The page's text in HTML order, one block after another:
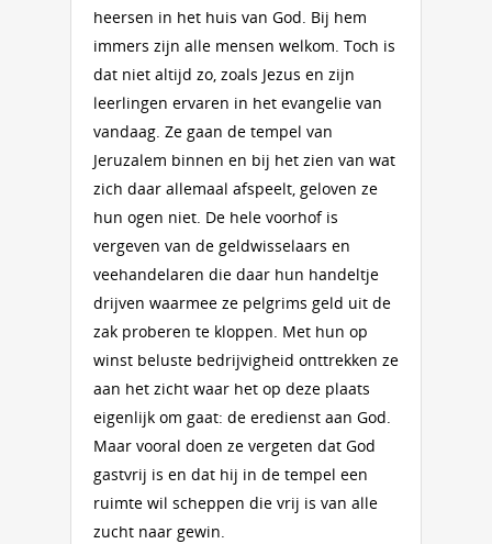
heersen in het huis van God. Bij hem
immers zijn alle mensen welkom. Toch is
dat niet altijd zo, zoals Jezus en zijn
leerlingen ervaren in het evangelie van
vandaag. Ze gaan de tempel van
Jeruzalem binnen en bij het zien van wat
zich daar allemaal afspeelt, geloven ze
hun ogen niet. De hele voorhof is
vergeven van de geldwisselaars en
veehandelaren die daar hun handeltje
drijven waarmee ze pelgrims geld uit de
zak proberen te kloppen. Met hun op
winst beluste bedrijvigheid onttrekken ze
aan het zicht waar het op deze plaats
eigenlijk om gaat: de eredienst aan God.
Maar vooral doen ze vergeten dat God
gastvrij is en dat hij in de tempel een
ruimte wil scheppen die vrij is van alle
zucht naar gewin.